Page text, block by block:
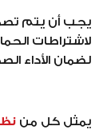
يجب أن يتم
لاشتراطات
لضمان الأداء
يمثل كل من